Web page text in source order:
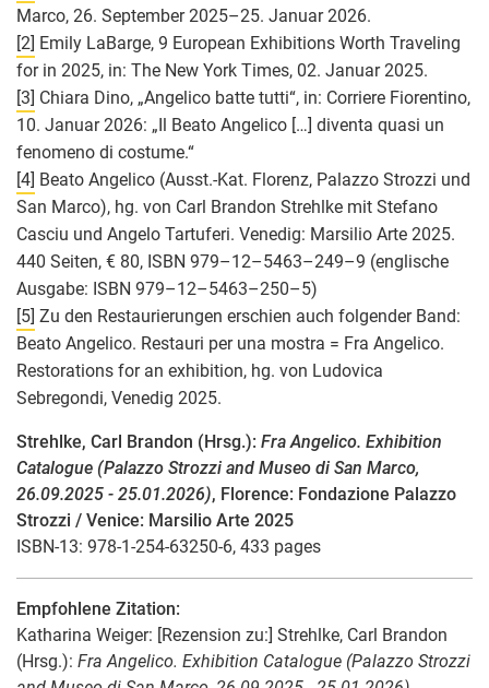
Marco, 26. September 2025–25. Januar 2026.
[2] Emily LaBarge, 9 European Exhibitions Worth Traveling
for in 2025, in: The New York Times, 02. Januar 2025.
[3] Chiara Dino, „Angelico batte tutti“, in: Corriere Fiorentino,
10. Januar 2026: „Il Beato Angelico […] diventa quasi un
fenomeno di costume.“
[4] Beato Angelico (Ausst.-Kat. Florenz, Palazzo Strozzi und
San Marco), hg. von Carl Brandon Strehlke mit Stefano
Casciu und Angelo Tartuferi. Venedig: Marsilio Arte 2025.
440 Seiten, € 80, ISBN 979–12–5463–249–9 (englische
Ausgabe: ISBN 979–12–5463–250–5)
[5] Zu den Restaurierungen erschien auch folgender Band:
Beato Angelico. Restauri per una mostra = Fra Angelico.
Restorations for an exhibition, hg. von Ludovica
Sebregondi, Venedig 2025.
Strehlke, Carl Brandon (Hrsg.): Fra Angelico. Exhibition
Catalogue (Palazzo Strozzi and Museo di San Marco,
26.09.2025 - 25.01.2026), Florence: Fondazione Palazzo
Strozzi / Venice: Marsilio Arte 2025
ISBN-13: 978-1-254-63250-6, 433 pages
Empfohlene Zitation:
Katharina Weiger: [Rezension zu:] Strehlke, Carl Brandon
(Hrsg.): Fra Angelico. Exhibition Catalogue (Palazzo Strozzi